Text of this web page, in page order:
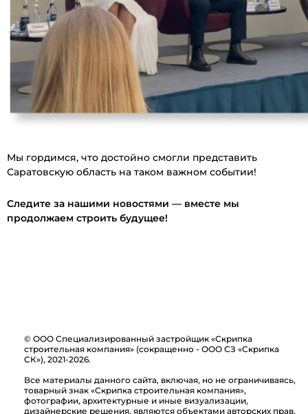
Мы гордимся, что достойно смогли представить
Саратовскую область на таком важном событии!
Следите за нашими новостями — вместе мы
продолжаем строить будущее!
© ООО Специализированный застройщик «Скрипка
строительная компания» (сокращенно - ООО СЗ «Скрипка
СК»), 2021-2026.
Все материалы данного сайта, включая, но не ограничиваясь,
товарный знак «Скрипка строительная компания»,
фотографии, архитектурные и иные визуализации,
дизайнерские решения, являются объектами авторских прав.